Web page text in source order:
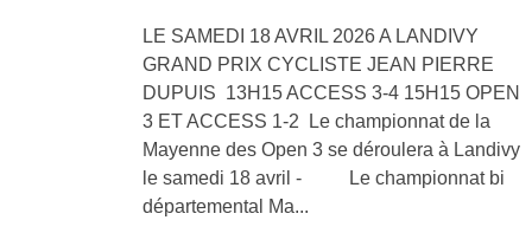
LE SAMEDI 18 AVRIL 2026 A LANDIVY
GRAND PRIX CYCLISTE JEAN PIERRE
DUPUIS 13H15 ACCESS 3-4 15H15 OPEN
3 ET ACCESS 1-2 Le championnat de la
Mayenne des Open 3 se déroulera à Landivy
le samedi 18 avril - Le championnat bi
départemental Ma...